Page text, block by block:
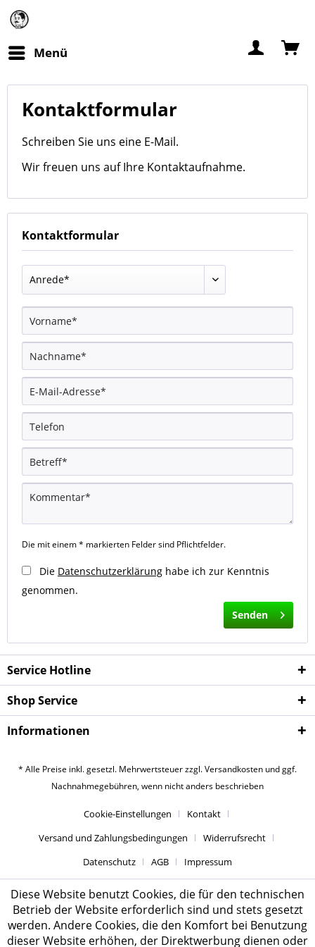
Menü
Kontaktformular
Schreiben Sie uns eine E-Mail.
Wir freuen uns auf Ihre Kontaktaufnahme.
Kontaktformular
Die mit einem * markierten Felder sind Pflichtfelder.
Die Datenschutzerklärung habe ich zur Kenntnis
genommen.
Senden
Service Hotline
Shop Service
Informationen
* Alle Preise inkl. gesetzl. Mehrwertsteuer zzgl.Versandkosten und ggf.
Nachnahmegebühren, wenn nicht anders beschrieben
Cookie-Einstellungen
Kontakt
Versand und Zahlungsbedingungen
Widerrufsrecht
Datenschutz
AGB Impressum
Diese Website benutzt Cookies, die für den technischen
Betrieb der Website erforderlich sind und stets gesetzt
werden. Andere Cookies, die den Komfort bei Benutzung
dieser Website erhöhen, der Direktwerbung dienen oder